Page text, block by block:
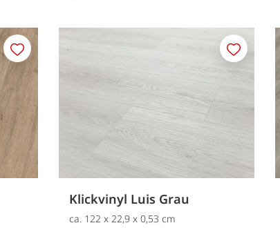
Merken
Klickvinyl Luis Grau
ca. 122 x 22,9 x 0,53 cm
Merken